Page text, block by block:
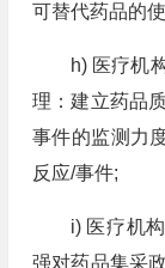
可替代药品的
h) 医疗机
理：建立药品
事件的监测力
反应/事件;
i) 医疗机
强对药品集采